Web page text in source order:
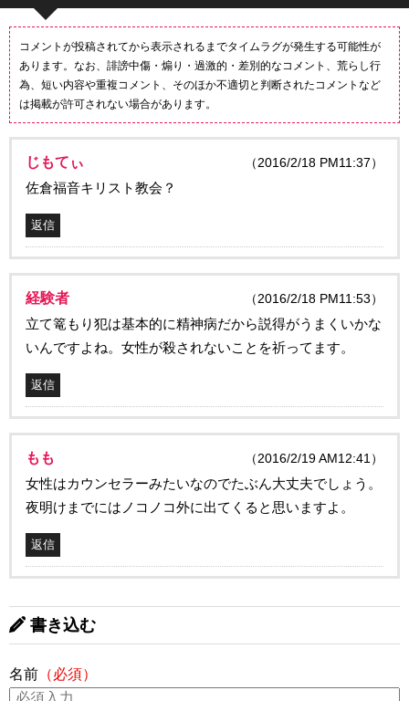
コメントが投稿されてから表示されるまでタイムラグが発生する可能性が
あります。なお、誹謗中傷・煽り・過激的・差別的なコメント、荒らし行
為、短い内容や重複コメント、そのほか不適切と判断されたコメントなど
は掲載が許可されない場合があります。
じもてぃ （2016/2/18 PM11:37）
佐倉福音キリスト教会？
返信
経験者 （2016/2/18 PM11:53）
立て篭もり犯は基本的に精神病だから説得がうまくいかな
いんですよね。女性が殺されないことを祈ってます。
返信
もも （2016/2/19 AM12:41）
女性はカウンセラーみたいなのでたぶん大丈夫でしょう。
夜明けまでにはノコノコ外に出てくると思いますよ。
返信
書き込む
名前 （必須）